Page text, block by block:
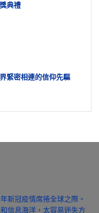
典禮
緊密相連的信仰先驅
新冠疫情席捲全球之際。
信息海洋，太容易迷失方